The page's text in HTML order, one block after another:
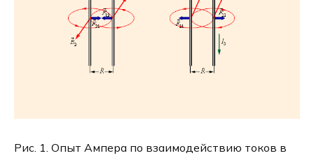
Рис. 1. Опыт Ампера по взаимодействию токов в